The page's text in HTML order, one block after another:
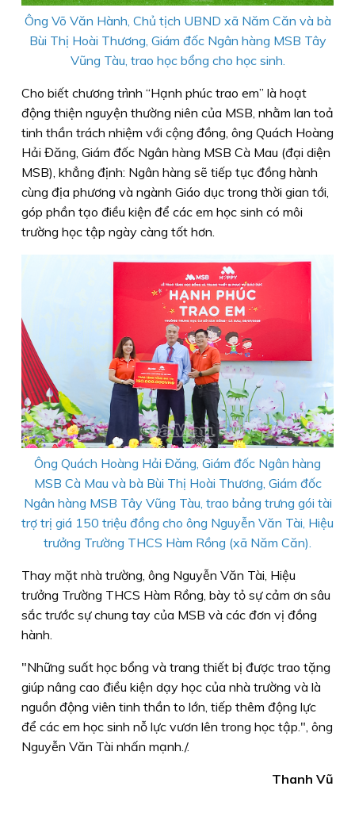
Ông Võ Văn Hành, Chủ tịch UBND xã Năm Căn và bà
Bùi Thị Hoài Thương, Giám đốc Ngân hàng MSB Tây
Vũng Tàu, trao học bổng cho học sinh.
Cho biết chương trình “Hạnh phúc trao em” là hoạt
động thiện nguyện thường niên của MSB, nhằm lan toả
tinh thần trách nhiệm với cộng đồng, ông Quách Hoàng
Hải Đăng, Giám đốc Ngân hàng MSB Cà Mau (đại diện
MSB), khẳng định: Ngân hàng sẽ tiếp tục đồng hành
cùng địa phương và ngành Giáo dục trong thời gian tới,
góp phần tạo điều kiện để các em học sinh có môi
trường học tập ngày càng tốt hơn.
Ông Quách Hoàng Hải Đăng, Giám đốc Ngân hàng
MSB Cà Mau và bà Bùi Thị Hoài Thương, Giám đốc
Ngân hàng MSB Tây Vũng Tàu, trao bảng trưng gói tài
trợ trị giá 150 triệu đồng cho ông Nguyễn Văn Tài, Hiệu
trưởng Trường THCS Hàm Rồng (xã Năm Căn).
Thay mặt nhà trường, ông Nguyễn Văn Tài, Hiệu
trưởng Trường THCS Hàm Rồng, bày tỏ sự cảm ơn sâu
sắc trước sự chung tay của MSB và các đơn vị đồng
hành.
"Những suất học bổng và trang thiết bị được trao tặng
giúp nâng cao điều kiện dạy học của nhà trường và là
nguồn động viên tinh thần to lớn, tiếp thêm động lực
để các em học sinh nỗ lực vươn lên trong học tập.", ông
Nguyễn Văn Tài nhấn mạnh./.
Thanh Vũ